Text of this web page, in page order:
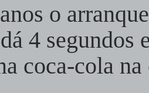
o
4 segundos
coca-cola